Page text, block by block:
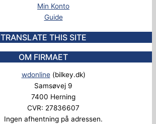
Min Konto
Guide
TRANSLATE THIS SITE
OM FIRMAET
wdonline(bilkey.dk)
Samsøvej 9
7400 Herning
CVR: 27836607
Ingen afhentning på adressen.